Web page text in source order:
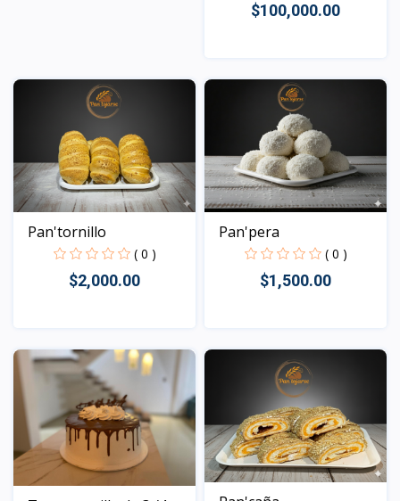
$100,000.00
Vista
Pan'tornillo
( 0 )
$2,000.00
Vista
Pan'pera
( 0 )
$1,500.00
Vista